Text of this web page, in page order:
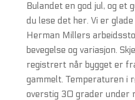
Bulandet en god jul, og et
du lese det her. Vi er
Herman Millers
bevegelse og variasjon.
registrert når bygget er
gammelt. Temperaturen i
overstig 30 grader under